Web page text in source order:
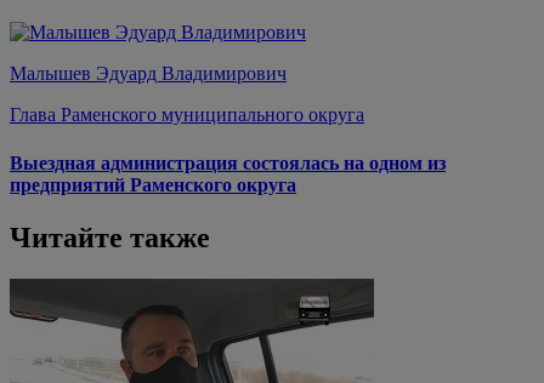
Малышев Эдуард Владимирович
Глава Раменского муниципального округа
Выездная администрация состоялась на одном из
предприятий Раменского округа
Читайте также